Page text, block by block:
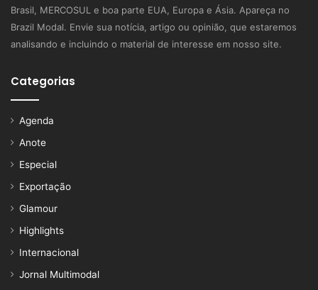
Brasil, MERCOSUL e boa parte EUA, Europa e Ásia. Apareça no
Brazil Modal. Envie sua notícia, artigo ou opinião, que estaremos
analisando e incluindo o material de interesse em nosso site.
Categorias
Agenda
Anote
Especial
Exportação
Glamour
Highlights
Internacional
Jornal Multimodal